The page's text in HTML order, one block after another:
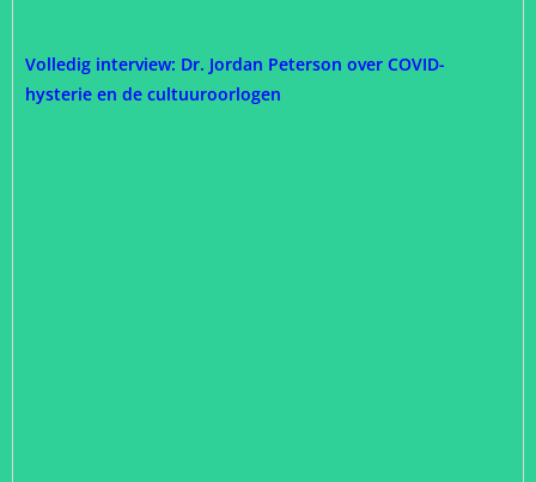
Volledig interview: Dr. Jordan Peterson over COVID-
hysterie en de cultuuroorlogen